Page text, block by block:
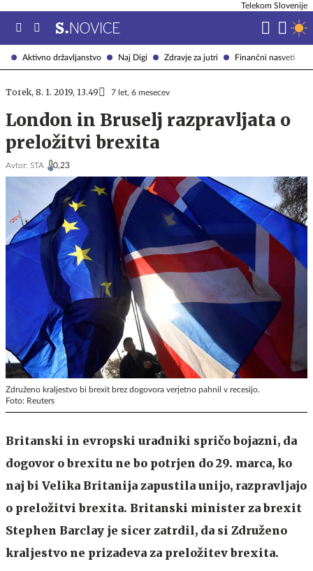
Aktivno državljanstvo Naj Digi Zdravje za jutri Finančni nasveti
Telekom Slovenije
Torek, 8. 1. 2019, 13.49 7 let, 6 mesecev
London in Bruselj razpravljata o
preložitvi brexita
Avtor: STA , 0,23
Združeno kraljestvo bi brexit brez dogovora verjetno pahnil v recesijo.
Foto: Reuters
Britanski in evropski uradniki spričo bojazni, da
dogovor o brexitu ne bo potrjen do 29. marca, ko
naj bi Velika Britanija zapustila unijo, razpravljajo
o preložitvi brexita. Britanski minister za brexit
Stephen Barclay je sicer zatrdil, da si Združeno
kraljestvo ne prizadeva za preložitev brexita.